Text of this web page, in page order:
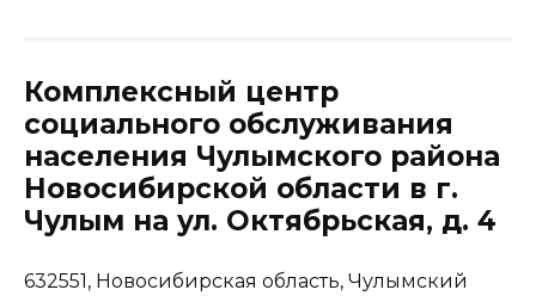
Комплексный центр
социального обслуживания
населения Чулымского района
Новосибирской области в г.
Чулым на ул. Октябрьская, д. 4
632551, Новосибирская область, Чулымский